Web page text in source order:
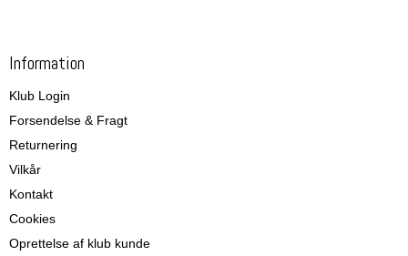
Information
Klub Login
Forsendelse & Fragt
Returnering
Vilkår
Kontakt
Cookies
Oprettelse af klub kunde